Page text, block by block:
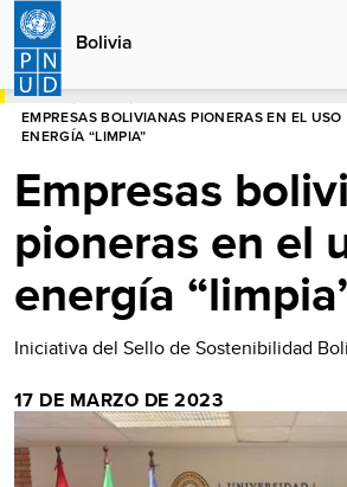
Pasar
contenido
principal
Bolivia
HOME
EMPRESAS BOLIVIANAS PIONERAS EN EL USO
ENERGÍA “LIMPIA”
Empresas
pioneras en el
energía
Iniciativa del Sello de Sostenibilidad
17 DE MARZO DE 2023